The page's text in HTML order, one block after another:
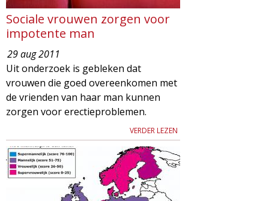
Sociale vrouwen zorgen voor
impotente man
29 aug 2011
Uit onderzoek is gebleken dat
vrouwen die goed overeenkomen met
de vrienden van haar man kunnen
zorgen voor erectieproblemen.
VERDER LEZEN